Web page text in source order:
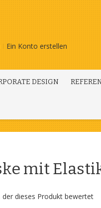
Ein Konto erstellen
DESIGN
mit
der dieses Produkt bewertet